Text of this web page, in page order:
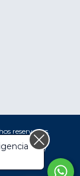
reservados.
acá. /